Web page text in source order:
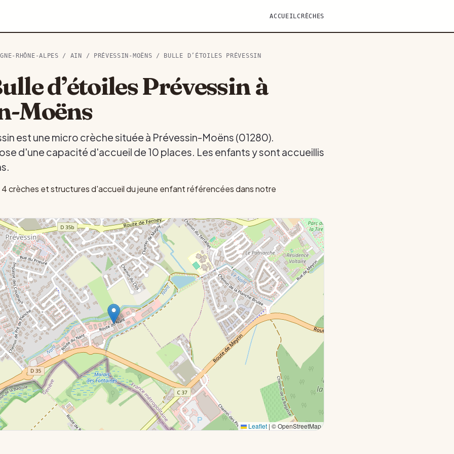
ACCUEILCRÈCHES
RHÔNE-ALPES / AIN / PRÉVESSIN-MOËNS / BULLE D’ÉTOILES PRÉVESSIN
d’étoiles Prévessin à
Moëns
est une micro crèche située à Prévessin-Moëns (01280).
d'une capacité d'accueil de 10 places. Les enfants y sont accueillis
crèches et structures d'accueil du jeune enfant référencées dans notre
Leaflet | © OpenStreetMap